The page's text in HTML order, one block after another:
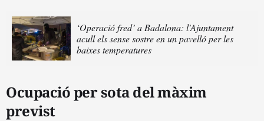
‘Operació fred’ a Badalona: l'Ajuntament
acull els sense sostre en un pavelló per les
baixes temperatures
Ocupació per sota del màxim
previst